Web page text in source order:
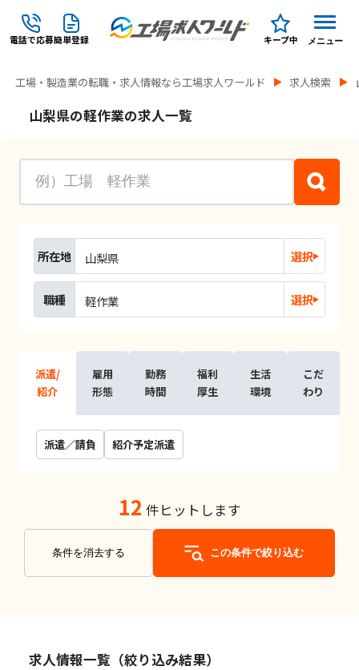
電話で応募簡単登録 キープ中 メニュー
工場・製造業の転職・求人情報なら工場求人ワールド 求人検索
山梨県の軽作業の求人一覧
所在地 山梨県 選択
職種 軽作業 選択
派遣/
紹介
雇用
形態
勤務
時間
福利
厚生
生活
環境
こだ
わり
派遣／請負 紹介予定派遣
12 件ヒットします
条件を消去する この条件で絞り込む
求人情報一覧（絞り込み結果）